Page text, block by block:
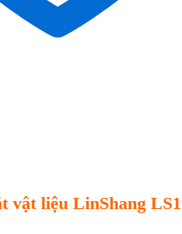
vật liệu LinShang